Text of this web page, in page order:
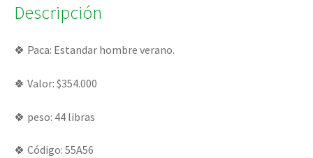
Descripción
🍀 Paca: Estandar hombre verano.
🍀 Valor: $354.000
🍀 peso: 44 libras
🍀 Código: 55A56